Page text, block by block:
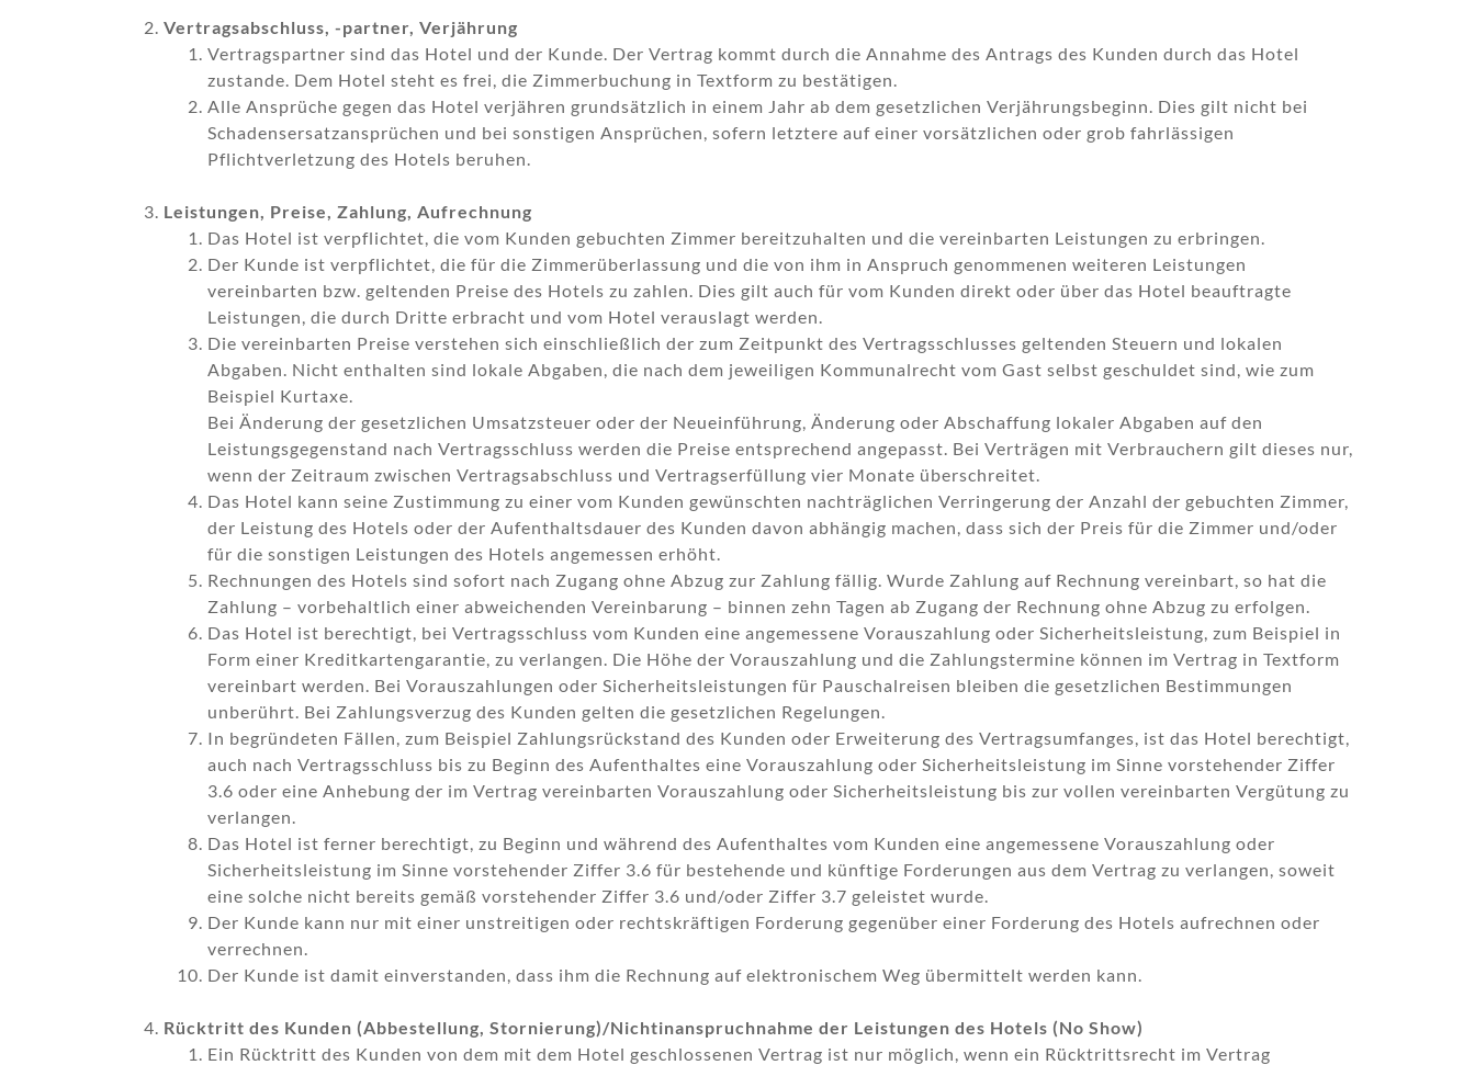
Vertragsabschluss, -partner, Verjährung
Vertragspartner sind das Hotel und der Kunde. Der Vertrag kommt durch die Annahme des Antrags des Kunden durch das Hotel
zustande. Dem Hotel steht es frei, die Zimmerbuchung in Textform zu bestätigen.
Alle Ansprüche gegen das Hotel verjähren grundsätzlich in einem Jahr ab dem gesetzlichen Verjährungsbeginn. Dies gilt nicht bei
Schadensersatzansprüchen und bei sonstigen Ansprüchen, sofern letztere auf einer vorsätzlichen oder grob fahrlässigen
Pflichtverletzung des Hotels beruhen.
Leistungen, Preise, Zahlung, Aufrechnung
Das Hotel ist verpflichtet, die vom Kunden gebuchten Zimmer bereitzuhalten und die vereinbarten Leistungen zu erbringen.
Der Kunde ist verpflichtet, die für die Zimmerüberlassung und die von ihm in Anspruch genommenen weiteren Leistungen
vereinbarten bzw. geltenden Preise des Hotels zu zahlen. Dies gilt auch für vom Kunden direkt oder über das Hotel beauftragte
Leistungen, die durch Dritte erbracht und vom Hotel verauslagt werden.
Die vereinbarten Preise verstehen sich einschließlich der zum Zeitpunkt des Vertragsschlusses geltenden Steuern und lokalen
Abgaben. Nicht enthalten sind lokale Abgaben, die nach dem jeweiligen Kommunalrecht vom Gast selbst geschuldet sind, wie zum
Beispiel Kurtaxe.
Bei Änderung der gesetzlichen Umsatzsteuer oder der Neueinführung, Änderung oder Abschaffung lokaler Abgaben auf den
Leistungsgegenstand nach Vertragsschluss werden die Preise entsprechend angepasst. Bei Verträgen mit Verbrauchern gilt dieses nur,
wenn der Zeitraum zwischen Vertragsabschluss und Vertragserfüllung vier Monate überschreitet.
Das Hotel kann seine Zustimmung zu einer vom Kunden gewünschten nachträglichen Verringerung der Anzahl der gebuchten Zimmer,
der Leistung des Hotels oder der Aufenthaltsdauer des Kunden davon abhängig machen, dass sich der Preis für die Zimmer und/oder
für die sonstigen Leistungen des Hotels angemessen erhöht.
Rechnungen des Hotels sind sofort nach Zugang ohne Abzug zur Zahlung fällig. Wurde Zahlung auf Rechnung vereinbart, so hat die
Zahlung – vorbehaltlich einer abweichenden Vereinbarung – binnen zehn Tagen ab Zugang der Rechnung ohne Abzug zu erfolgen.
Das Hotel ist berechtigt, bei Vertragsschluss vom Kunden eine angemessene Vorauszahlung oder Sicherheitsleistung, zum Beispiel in
Form einer Kreditkartengarantie, zu verlangen. Die Höhe der Vorauszahlung und die Zahlungstermine können im Vertrag in Textform
vereinbart werden. Bei Vorauszahlungen oder Sicherheitsleistungen für Pauschalreisen bleiben die gesetzlichen Bestimmungen
unberührt. Bei Zahlungsverzug des Kunden gelten die gesetzlichen Regelungen.
In begründeten Fällen, zum Beispiel Zahlungsrückstand des Kunden oder Erweiterung des Vertragsumfanges, ist das Hotel berechtigt,
auch nach Vertragsschluss bis zu Beginn des Aufenthaltes eine Vorauszahlung oder Sicherheitsleistung im Sinne vorstehender Ziffer
3.6 oder eine Anhebung der im Vertrag vereinbarten Vorauszahlung oder Sicherheitsleistung bis zur vollen vereinbarten Vergütung zu
verlangen.
Das Hotel ist ferner berechtigt, zu Beginn und während des Aufenthaltes vom Kunden eine angemessene Vorauszahlung oder
Sicherheitsleistung im Sinne vorstehender Ziffer 3.6 für bestehende und künftige Forderungen aus dem Vertrag zu verlangen, soweit
eine solche nicht bereits gemäß vorstehender Ziffer 3.6 und/oder Ziffer 3.7 geleistet wurde.
Der Kunde kann nur mit einer unstreitigen oder rechtskräftigen Forderung gegenüber einer Forderung des Hotels aufrechnen oder
verrechnen.
Der Kunde ist damit einverstanden, dass ihm die Rechnung auf elektronischem Weg übermittelt werden kann.
Rücktritt des Kunden (Abbestellung, Stornierung)/Nichtinanspruchnahme der Leistungen des Hotels (No Show)
Ein Rücktritt des Kunden von dem mit dem Hotel geschlossenen Vertrag ist nur möglich, wenn ein Rücktrittsrecht im Vertrag